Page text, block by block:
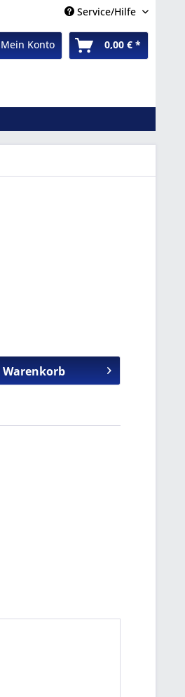
Service/Hilfe
Mein Konto 0,00 € *
Warenkorb